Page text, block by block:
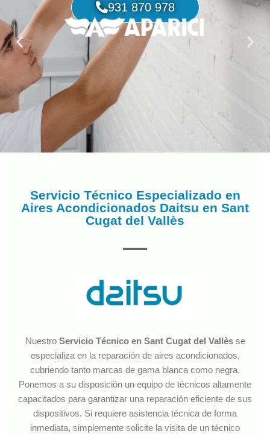
931 870 978
Servicio Técnico Especializado en
Aires Acondicionados Daitsu en Sant
Cugat del Vallès
Nuestro Servicio Técnico en Sant Cugat del Vallèsse
especializa en la reparación de aires acondicionados,
cubriendo tanto marcas de gama blanca como negra.
Ponemos a su disposición un equipo de técnicos altamente
capacitados para garantizar una reparación eficiente de sus
dispositivos. Si requiere asistencia técnica de forma
inmediata, simplemente solicite la visita de un técnico